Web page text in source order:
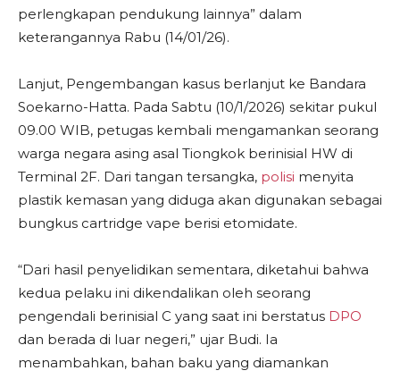
perlengkapan pendukung lainnya” dalam
keterangannya Rabu (14/01/26).
Lanjut, Pengembangan kasus berlanjut ke Bandara
Soekarno-Hatta. Pada Sabtu (10/1/2026) sekitar pukul
09.00 WIB, petugas kembali mengamankan seorang
warga negara asing asal Tiongkok berinisial HW di
Terminal 2F. Dari tangan tersangka, polisi menyita
plastik kemasan yang diduga akan digunakan sebagai
bungkus cartridge vape berisi etomidate.
“Dari hasil penyelidikan sementara, diketahui bahwa
kedua pelaku ini dikendalikan oleh seorang
pengendali berinisial C yang saat ini berstatus DPO
dan berada di luar negeri,” ujar Budi. Ia
menambahkan, bahan baku yang diamankan